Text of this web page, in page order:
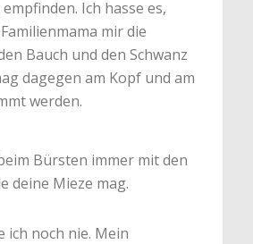
Ich hasse es,
mir die
Bauch und den Schwanz
dagegen am Kopf und am
werden.
Bürsten immer mit den
deine Mieze mag.
ich noch nie. Mein